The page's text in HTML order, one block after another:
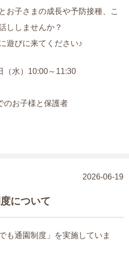
お子さまの成長や予防接種、こ
ししませんか？
遊びに来てください♪
（水）10:00～11:30
のお子様と保護者
2026-06-19
について
も通園制度」を実施していま